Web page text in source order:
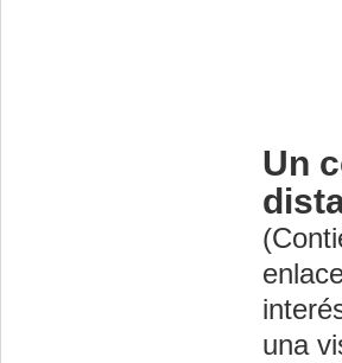
Un
una